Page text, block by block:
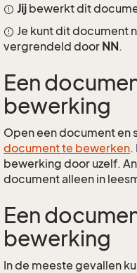
Jij bewerkt dit
Je kunt dit document
vergrendeld door NN.
Een
bewerking
Open een document en
document te bewerken.
bewerking door uzelf.
document alleen in
Een
bewerking
In de meeste gevallen